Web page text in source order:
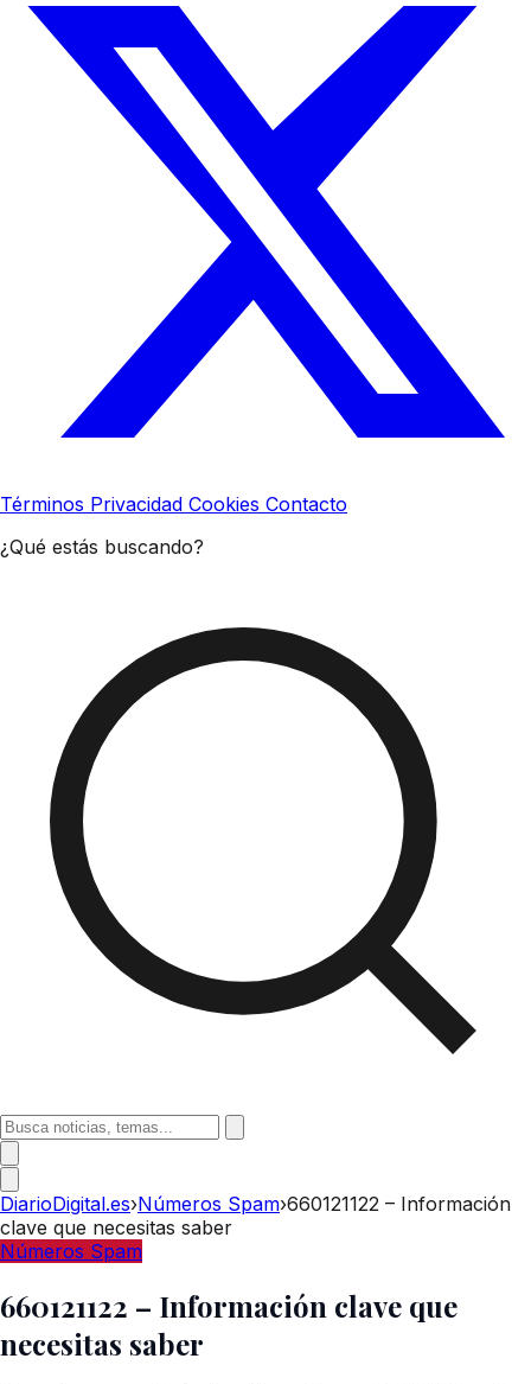
Términos Privacidad Cookies Contacto
¿Qué estás buscando?
DiarioDigital.es›Números Spam›660121122 – Información
clave que necesitas saber
Números Spam
660121122 – Información clave que
necesitas saber